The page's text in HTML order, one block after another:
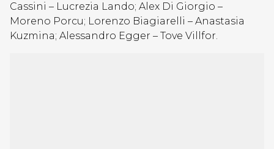
Cassini – Lucrezia Lando; Alex Di Giorgio –
Moreno Porcu; Lorenzo Biagiarelli – Anastasia
Kuzmina; Alessandro Egger – Tove Villfor.